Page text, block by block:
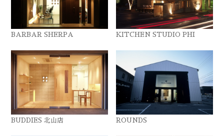
BARBAR SHERPA KITCHEN STUDIO PHI
BUDDIES 北山店 ROUNDS